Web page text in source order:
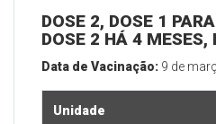
DOSE 2, DOSE 1
DOSE 2 HÁ 4 MESES,
Data de Vacinação: 9 de
Unidade